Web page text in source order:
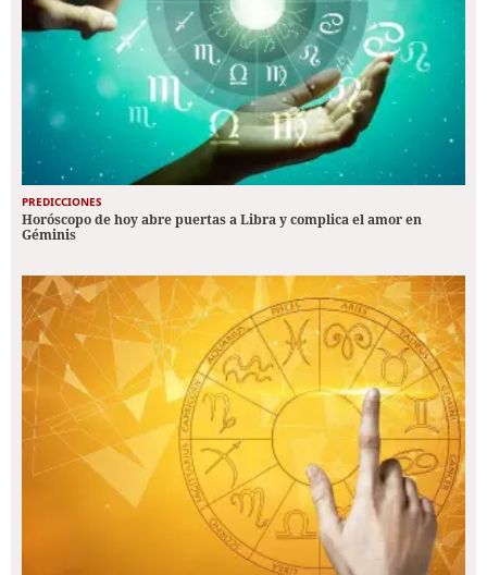
PREDICCIONES
Horóscopo de hoy abre puertas a Libra y complica el amor en
Géminis